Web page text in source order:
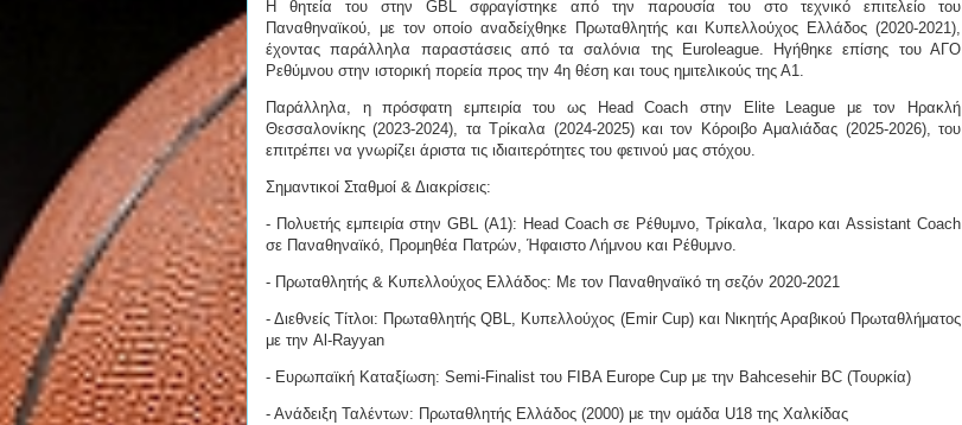
Η θητεία του στην GBL σφραγίστηκε από την παρουσία του στο τεχνικό επιτελείο του
Παναθηναϊκού, με τον οποίο αναδείχθηκε Πρωταθλητής και Κυπελλούχος Ελλάδος (2020-2021),
έχοντας παράλληλα παραστάσεις από τα σαλόνια της Euroleague. Ηγήθηκε επίσης του ΑΓΟ
Ρεθύμνου στην ιστορική πορεία προς την 4η θέση και τους ημιτελικούς της Α1.
Παράλληλα, η πρόσφατη εμπειρία του ως Head Coach στην Elite League με τον Ηρακλή
Θεσσαλονίκης (2023-2024), τα Τρίκαλα (2024-2025) και τον Κόροιβο Αμαλιάδας (2025-2026), του
επιτρέπει να γνωρίζει άριστα τις ιδιαιτερότητες του φετινού μας στόχου.
Σημαντικοί Σταθμοί & Διακρίσεις:
- Πολυετής εμπειρία στην GBL (Α1): Head Coach σε Ρέθυμνο, Τρίκαλα, Ίκαρο και Assistant Coach
σε Παναθηναϊκό, Προμηθέα Πατρών, Ήφαιστο Λήμνου και Ρέθυμνο.
- Πρωταθλητής & Κυπελλούχος Ελλάδος: Με τον Παναθηναϊκό τη σεζόν 2020-2021
- Διεθνείς Τίτλοι: Πρωταθλητής QBL, Κυπελλούχος (Emir Cup) και Νικητής Αραβικού Πρωταθλήματος
με την Al-Rayyan
- Ευρωπαϊκή Καταξίωση: Semi-Finalist του FIBA Europe Cup με την Bahcesehir BC (Τουρκία)
- Ανάδειξη Ταλέντων: Πρωταθλητής Ελλάδος (2000) με την ομάδα U18 της Χαλκίδας